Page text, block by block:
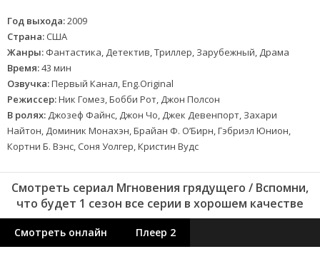
Год выхода:2009
Страна: США
Жанры: Фантастика, Детектив, Триллер, Зарубежный, Драма
Время:43 мин
Озвучка:Первый Канал, Eng.Original
Режиссер:Ник Гомез, Бобби Рот, Джон Полсон
В ролях: Джозеф Файнс, Джон Чо, Джек Девенпорт, Захари
Найтон, Доминик Монахэн, Брайан Ф. О’Бирн, Гэбриэл Юнион,
Кортни Б. Вэнс, Соня Уолгер, Кристин Вудс
Смотреть сериал Мгновения грядущего / Вспомни,
что будет 1 сезон все серии в хорошем качестве
Смотреть онлайн Плеер 2